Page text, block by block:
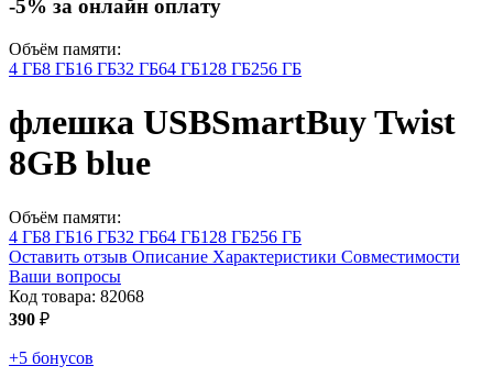
-5% за онлайн оплату
Объём памяти:
4 ГБ8 ГБ16 ГБ32 ГБ64 ГБ128 ГБ256 ГБ
флешка USBSmartBuy Twist
8GB blue
Объём памяти:
4 ГБ8 ГБ16 ГБ32 ГБ64 ГБ128 ГБ256 ГБ
Оставить отзыв Описание Характеристики Совместимости
Ваши вопросы
Код товара: 82068
390 ₽
+5 бонусов